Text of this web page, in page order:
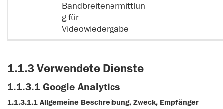
Bandbreitenermittlun
g für
Videowiedergabe
1.1.3 Verwendete Dienste
1.1.3.1 Google Analytics
1.1.3.1.1 Allgemeine Beschreibung, Zweck, Empfänger